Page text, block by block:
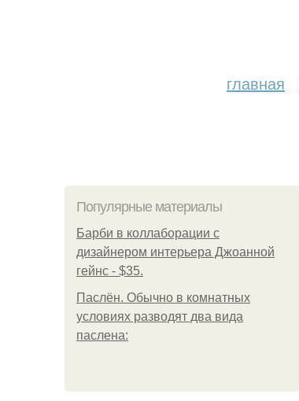
главная
Популярные материалы
Барби в коллаборации с
дизайнером интерьера Джоанной
гейнс - $35.
Паслён. Обычно в комнатных
условиях разводят два вида
паслена: